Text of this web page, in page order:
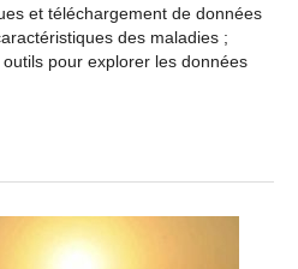
et téléchargement de données
des maladies ;
pour explorer les données